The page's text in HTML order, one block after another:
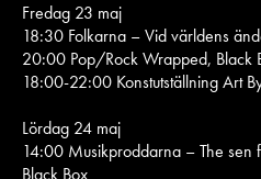
Fredag 23 maj
18:30 Folkarna – Vid världens
20:00 Pop/Rock Wrapped, Black
18:00-22:00 Konstutställning Art
Lördag 24 maj
14:00 Musikproddarna – The sen
Black Box